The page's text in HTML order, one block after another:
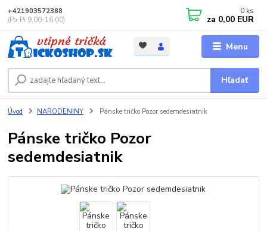
Menu
Hľadať
+421903572388
(Po-Pi 9,00-16,00)
0 ks
za 0,00 EUR
Úvod NARODENINY Pánske tričko Pozor sedemdesiatnik
Pánske tričko Pozor
sedemdesiatnik